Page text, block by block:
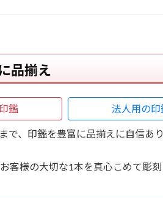
品揃え
鑑 法人用の印
で、印鑑を豊富に品揃えに自信あ
客様の大切な1本を真心こめて彫刻